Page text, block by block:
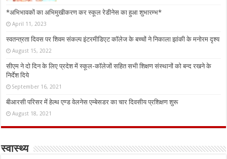
*अभिभावकों का अभिमुखीकरण कर स्कूल रेडीनेस का हुआ शुभारम्भ*
April 11, 2023
स्वतन्त्रता दिवस पर शिवम संकल्प इंटरमीडिएट कॉलेज के बच्चों ने निकाला झांकी के मनोरम दृश्य
August 15, 2022
सीएम ने दो दिन के लिए प्रदेश में स्कूल-कॉलेजों सहित सभी शिक्षण संस्थानों को बन्द रखने के
निर्देश दिये
September 16, 2021
बीआरसी परिसर में हेल्थ एण्ड वेलनेस एम्बेसडर का चार दिवसीय प्रशिक्षण शुरू
August 18, 2021
स्वास्थ्य